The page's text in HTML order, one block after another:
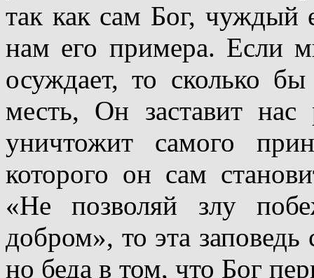
так как сам Бог, чуждый
нам его примера. Если
осуждает, то сколько
месть, Он заставит нас
уничтожит самого
которого он сам
«Не позволяй злу
добром», то эта
но беда в том, что Бог